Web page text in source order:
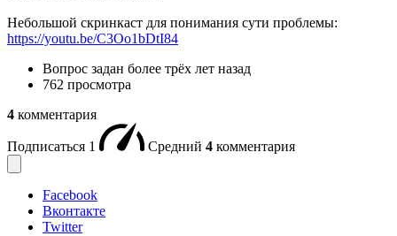
Небольшой скринкаст для понимания сути проблемы:
https://youtu.be/C3Oo1bDtI84
Вопрос задан более трёх лет назад
762 просмотра
4 комментария
Подписаться 1 Средний 4 комментария
Facebook
Вконтакте
Twitter